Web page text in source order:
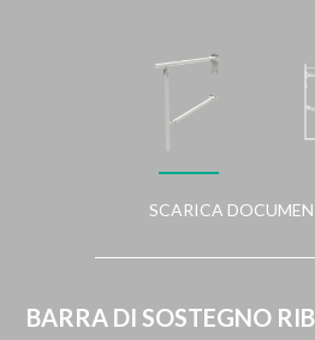
BARRA DI SOSTEGNO
SCARICA